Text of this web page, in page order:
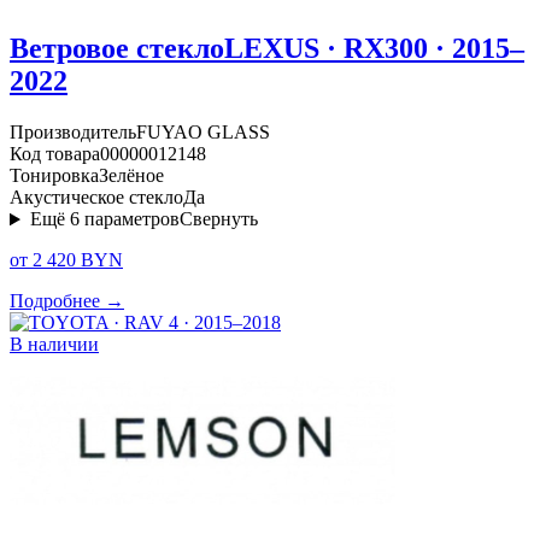
Ветровое стеклоLEXUS · RX300 · 2015–
2022
ПроизводительFUYAO GLASS
Код товара00000012148
ТонировкаЗелёное
Акустическое стеклоДа
Ещё 6 параметровСвернуть
от 2 420 BYN
Подробнее →
В наличии